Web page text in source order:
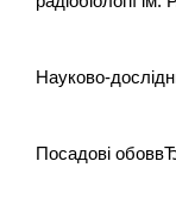
Науково-
Посадові